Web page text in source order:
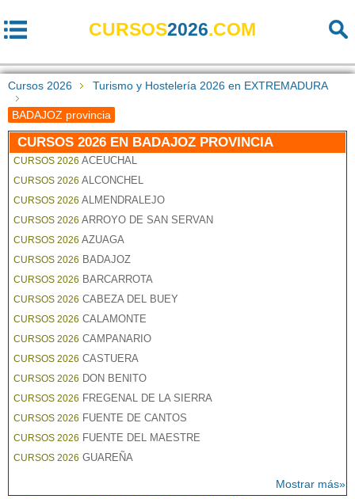
CURSOS2026.COM
Cursos 2026 Turismo y Hostelería 2026 en EXTREMADURA
BADAJOZ provincia
CURSOS 2026 EN BADAJOZ PROVINCIA
CURSOS 2026 ACEUCHAL
CURSOS 2026 ALCONCHEL
CURSOS 2026 ALMENDRALEJO
CURSOS 2026 ARROYO DE SAN SERVAN
CURSOS 2026 AZUAGA
CURSOS 2026 BADAJOZ
CURSOS 2026 BARCARROTA
CURSOS 2026 CABEZA DEL BUEY
CURSOS 2026 CALAMONTE
CURSOS 2026 CAMPANARIO
CURSOS 2026 CASTUERA
CURSOS 2026 DON BENITO
CURSOS 2026 FREGENAL DE LA SIERRA
CURSOS 2026 FUENTE DE CANTOS
CURSOS 2026 FUENTE DEL MAESTRE
CURSOS 2026 GUAREÑA
Mostrar más»